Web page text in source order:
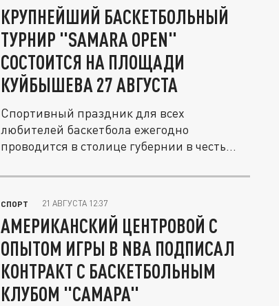
КРУПНЕЙШИЙ БАСКЕТБОЛЬНЫЙ
ТУРНИР "SAMARA OPEN"
СОСТОИТСЯ НА ПЛОЩАДИ
КУЙБЫШЕВА 27 АВГУСТА
Спортивный праздник для всех
любителей баскетбола ежегодно
проводится в столице губернии в честь
СПОРТ 21 АВГУСТА 12:37
АМЕРИКАНСКИЙ ЦЕНТРОВОЙ С
ОПЫТОМ ИГРЫ В NBA ПОДПИСАЛ
КОНТРАКТ С БАСКЕТБОЛЬНЫМ
КЛУБОМ "САМАРА"